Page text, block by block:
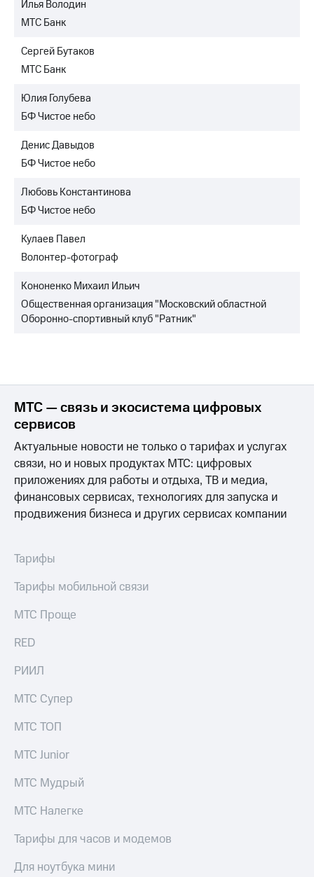
Илья Володин
МТС Банк
Сергей Бутаков
МТС Банк
Юлия Голубева
БФ Чистое небо
Денис Давыдов
БФ Чистое небо
Любовь Константинова
БФ Чистое небо
Кулаев Павел
Волонтер-фотограф
Кононенко Михаил Ильич
Общественная организация "Московский областной
Оборонно-спортивный клуб "Ратник"
МТС — связь и экосистема цифровых
сервисов
Актуальные новости не только о тарифах и услугах
связи, но и новых продуктах МТС: цифровых
приложениях для работы и отдыха, ТВ и медиа,
финансовых сервисах, технологиях для запуска и
продвижения бизнеса и других сервисах компании
Тарифы
Тарифы мобильной связи
МТС Проще
RED
РИИЛ
МТС Супер
МТС ТОП
МТС Junior
МТС Мудрый
МТС Налегке
Тарифы для часов и модемов
Для ноутбука мини